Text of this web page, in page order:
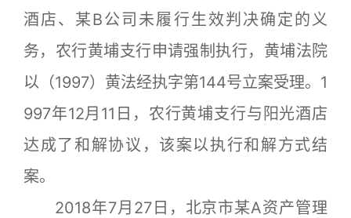
酒店、某B公司未履行生效判决确定的义
务，农行黄埔支行申请强制执行，黄埔法院
以（1997）黄法经执字第144号立案受理。1
997年12月11日，农行黄埔支行与阳光酒店
达成了和解协议，该案以执行和解方式结
案。
2018年7月27日，北京市某A资产管理